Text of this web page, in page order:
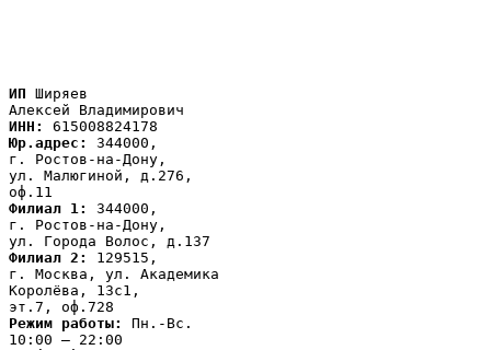
ИП Ширяев
ИНН:
Юр.адрес:
344000,
г. Ростов-на-Дону,
ул. Малюгиной, д.276,
Филиал 1:
344000,
г. Ростов-на-Дону,
Филиал 2:
129515,
г. Москва, ул. Академика
Королёва, 13с1,
Режим работы:
Пн.-Вс.